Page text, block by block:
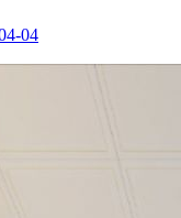
04